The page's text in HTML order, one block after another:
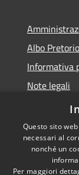
Albo Pretorio
Informativa
Note legali
Questo sito
necessari al
nonché un
Per maggiori